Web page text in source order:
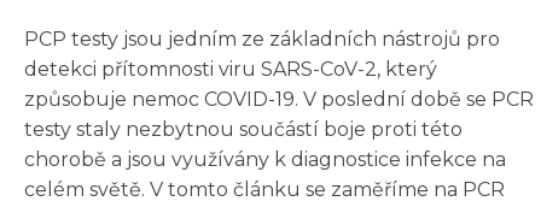
PCP testy jsou jedním ze základních nástrojů pro
detekci přítomnosti viru SARS-CoV-2, který
způsobuje nemoc COVID-19. V poslední době se PCR
testy staly nezbytnou součástí boje proti této
chorobě a jsou využívány k diagnostice infekce na
celém světě. V tomto článku se zaměříme na PCR